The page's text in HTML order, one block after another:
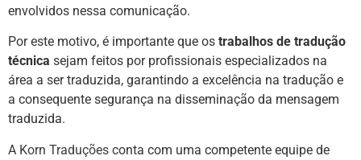
envolvidos nessa comunicação.
Por este motivo, é importante que os trabalhos de tradução
técnica sejam feitos por profissionais especializados na
área a ser traduzida, garantindo a excelência na tradução e
a consequente segurança na disseminação da mensagem
traduzida.
A Korn Traduções conta com uma competente equipe de